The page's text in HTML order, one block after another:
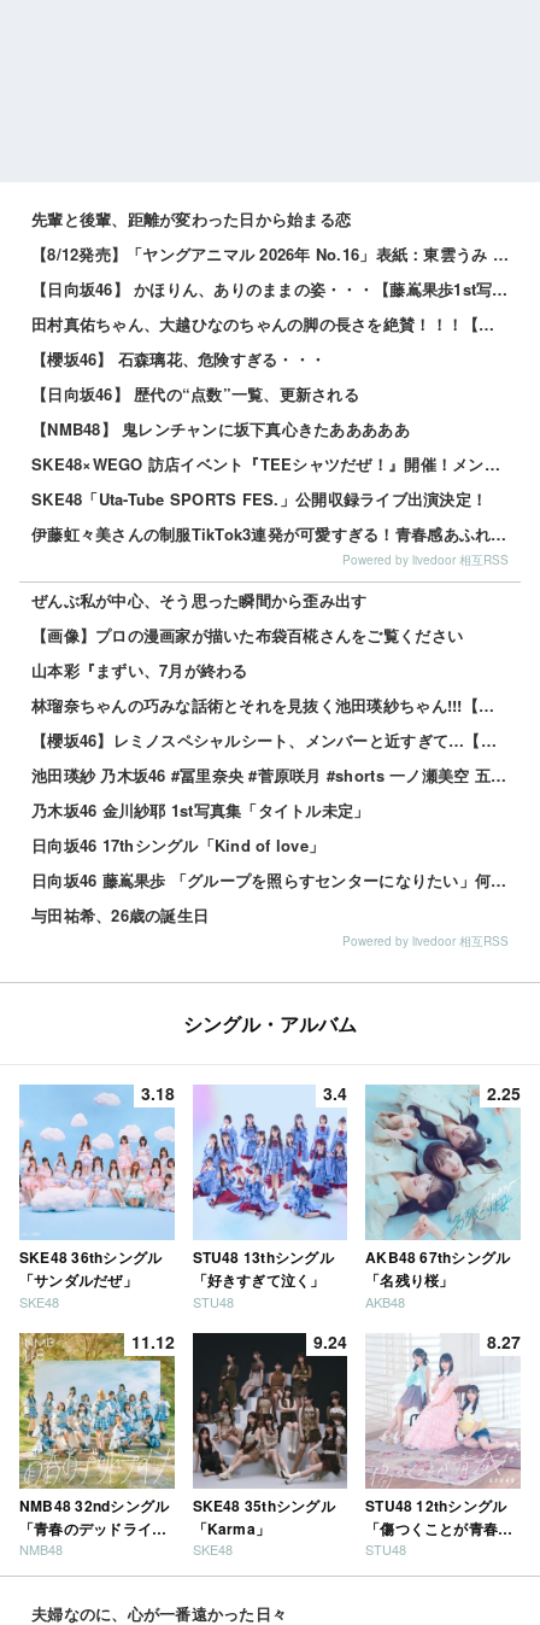
先輩と後輩、距離が変わった日から始まる恋
【8/12発売】「ヤングアニマル 2026年 No.16」表紙：東雲うみ / 虹咲カリナ
【日向坂46】 かほりん、ありのままの姿・・・【藤嶌果歩1st写真集】
田村真佑ちゃん、大越ひなのちゃんの脚の長さを絶賛！！！【乃木坂46】
【櫻坂46】 石森璃花、危険すぎる・・・
【日向坂46】 歴代の“点数”一覧、更新される
【NMB48】 鬼レンチャンに坂下真心きたあああああ
SKE48×WEGO 訪店イベント『TEEシャツだぜ！』開催！メンバーが大須店でコーディネート【SNSまとめ】
SKE48「Uta-Tube SPORTS FES.」公開収録ライブ出演決定！
伊藤虹々美さんの制服TikTok3連発が可愛すぎる！青春感あふれるダンス動画に注目✨
Powered by livedoor 相互RSS
ぜんぶ私が中心、そう思った瞬間から歪み出す
【画像】プロの漫画家が描いた布袋百椛さんをご覧ください
山本彩『まずい、7月が終わる
林瑠奈ちゃんの巧みな話術とそれを見抜く池田瑛紗ちゃん!!!【乃木坂46】
【櫻坂46】レミノスペシャルシート、メンバーと近すぎて…【全国ツアー2026】
池田瑛紗 乃木坂46 #冨里奈央 #菅原咲月 #shorts 一ノ瀬美空 五百城茉央 瀬戸口心月 奥の反応まとめ
乃木坂46 金川紗耶 1st写真集「タイトル未定」
日向坂46 17thシングル「Kind of love」
日向坂46 藤嶌果歩 「グループを照らすセンターになりたい」何倍もキラキラしたかほりんが降臨【坂道の火曜日】
与田祐希、26歳の誕生日
Powered by livedoor 相互RSS
シングル・アルバム
3.18
SKE48 36thシングル
「サンダルだぜ」
SKE48
3.4
STU48 13thシングル
「好きすぎて泣く」
STU48
2.25
AKB48 67thシングル
「名残り桜」
AKB48
11.12
NMB48 32ndシングル
「青春のデッドライ
ン」
NMB48
9.24
SKE48 35thシングル
「Karma」
SKE48
8.27
STU48 12thシングル
「傷つくことが青春
だ」
STU48
夫婦なのに、心が一番遠かった日々